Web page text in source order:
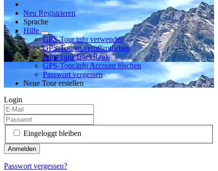
Neu Registrieren
Sprache
Hilfe
GPS-Tour.info verwenden
GPS-Touren veröffentlichen
Infos zum TrackRank
GPS-Tour.info Account löschen
Passwort vergessen
Neue Tour erstellen
Login
Eingeloggt bleiben
Passwort vergessen?